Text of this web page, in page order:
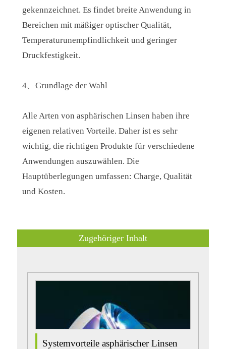
gekennzeichnet. Es findet breite Anwendung in
Bereichen mit mäßiger optischer Qualität,
Temperaturunempfindlichkeit und geringer
Druckfestigkeit.
4、Grundlage der Wahl
Alle Arten von asphärischen Linsen haben ihre
eigenen relativen Vorteile. Daher ist es sehr
wichtig, die richtigen Produkte für verschiedene
Anwendungen auszuwählen. Die
Hauptüberlegungen umfassen: Charge, Qualität
und Kosten.
Zugehöriger Inhalt
Systemvorteile asphärischer Linsen